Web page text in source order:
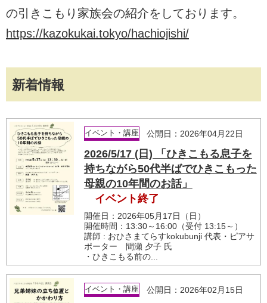
の引きこもり家族会の紹介をしております。
https://kazokukai.tokyo/hachiojishi/
新着情報
イベント・講座 公開日：2026年04月22日
2026/5/17 (日) 「ひきこもる息子を
持ちながら50代半ばでひきこもった
母親の10年間のお話」
イベント終了
開催日：2026年05月17日（日）
開催時間：13:30～16:00（受付 13:15～）
講師 : おひさまてらすkokubunji 代表・ピアサ
ポーター 間瀬 夕子 氏
・ひきこもる前の...
イベント・講座 公開日：2026年02月15日